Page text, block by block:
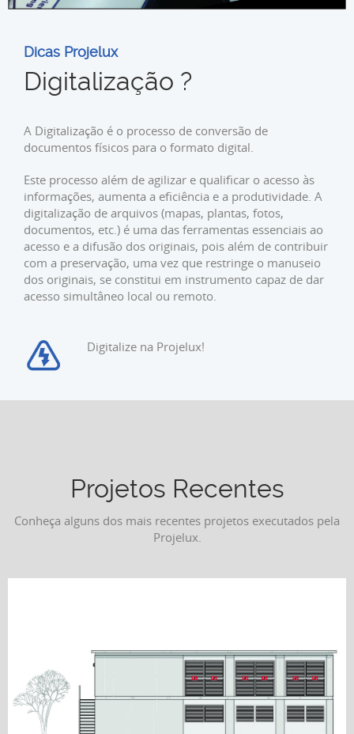
Dicas Projelux
Digitalização ?
A Digitalização é o processo de conversão de
documentos físicos para o formato digital.
Este processo além de agilizar e qualificar o acesso às
informações, aumenta a eficiência e a produtividade. A
digitalização de arquivos (mapas, plantas, fotos,
documentos, etc.) é uma das ferramentas essenciais ao
acesso e a difusão dos originais, pois além de contribuir
com a preservação, uma vez que restringe o manuseio
dos originais, se constitui em instrumento capaz de dar
acesso simultâneo local ou remoto.
Digitalize na Projelux!
Projetos Recentes
Conheça alguns dos mais recentes projetos executados pela
Projelux.